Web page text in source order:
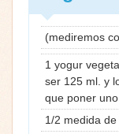
(mediremos
1 yogur
ser 125 ml. y
que poner
1/2 medida